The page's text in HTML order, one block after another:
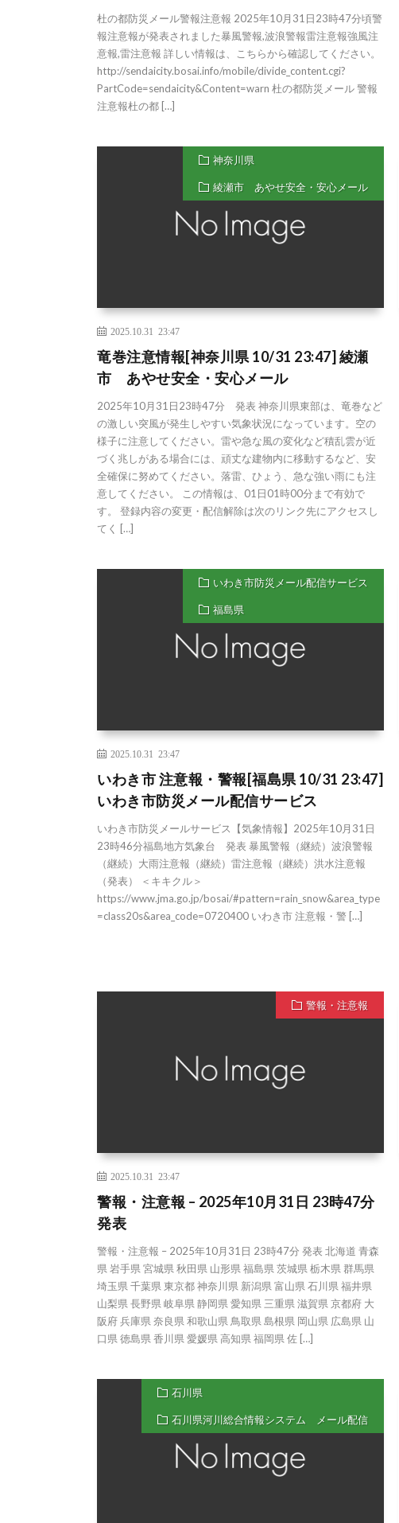
杜の都防災メール警報注意報 2025年10月31日23時47分頃警
報注意報が発表されました暴風警報,波浪警報雷注意報強風注
意報,雷注意報 詳しい情報は、こちらから確認してください。
http://sendaicity.bosai.info/mobile/divide_content.cgi?
PartCode=sendaicity&Content=warn 杜の都防災メール 警報
注意報杜の都 […]
神奈川県
綾瀬市 あやせ安全・安心メール
2025.10.31 23:47
竜巻注意情報[神奈川県 10/31 23:47] 綾瀬
市 あやせ安全・安心メール
2025年10月31日23時47分 発表 神奈川県東部は、竜巻など
の激しい突風が発生しやすい気象状況になっています。空の
様子に注意してください。雷や急な風の変化など積乱雲が近
づく兆しがある場合には、頑丈な建物内に移動するなど、安
全確保に努めてください。落雷、ひょう、急な強い雨にも注
意してください。 この情報は、01日01時00分まで有効で
す。 登録内容の変更・配信解除は次のリンク先にアクセスし
てく […]
いわき市防災メール配信サービス
福島県
2025.10.31 23:47
いわき市 注意報・警報[福島県 10/31 23:47]
いわき市防災メール配信サービス
いわき市防災メールサービス【気象情報】2025年10月31日
23時46分福島地方気象台 発表 暴風警報（継続）波浪警報
（継続）大雨注意報（継続）雷注意報（継続）洪水注意報
（発表） ＜キキクル＞
https://www.jma.go.jp/bosai/#pattern=rain_snow&area_type
=class20s&area_code=0720400 いわき市 注意報・警 […]
警報・注意報
2025.10.31 23:47
警報・注意報 – 2025年10月31日 23時47分
発表
警報・注意報 – 2025年10月31日 23時47分 発表 北海道 青森
県 岩手県 宮城県 秋田県 山形県 福島県 茨城県 栃木県 群馬県
埼玉県 千葉県 東京都 神奈川県 新潟県 富山県 石川県 福井県
山梨県 長野県 岐阜県 静岡県 愛知県 三重県 滋賀県 京都府 大
阪府 兵庫県 奈良県 和歌山県 鳥取県 島根県 岡山県 広島県 山
口県 徳島県 香川県 愛媛県 高知県 福岡県 佐 […]
石川県
石川県河川総合情報システム メール配信